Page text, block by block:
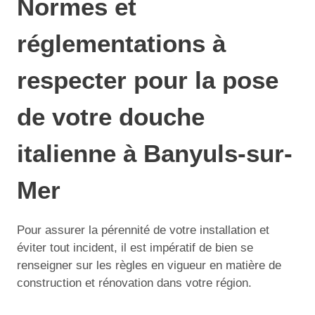
Normes et
réglementations à
respecter pour la pose
de votre douche
italienne à Banyuls-sur-
Mer
Pour assurer la pérennité de votre installation et
éviter tout incident, il est impératif de bien se
renseigner sur les règles en vigueur en matière de
construction et rénovation dans votre région.